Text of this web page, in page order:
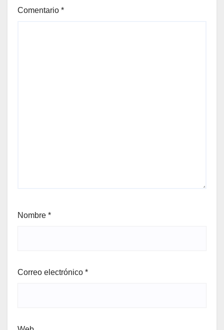
Comentario *
Nombre *
Correo electrónico *